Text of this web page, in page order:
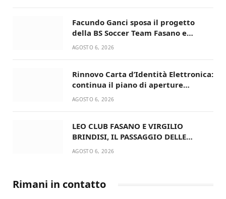
Facundo Ganci sposa il progetto
della BS Soccer Team Fasano e
ritorna in campo
AGOSTO 6, 2026
Rinnovo Carta d’Identità Elettronica:
continua il piano di aperture
straordinarie del Comune di Fasano
AGOSTO 6, 2026
LEO CLUB FASANO E VIRGILIO
BRINDISI, IL PASSAGGIO DELLE
CONSEGNE RINNOVA UN’AMICIZIA
AGOSTO 6, 2026
Rimani in contatto